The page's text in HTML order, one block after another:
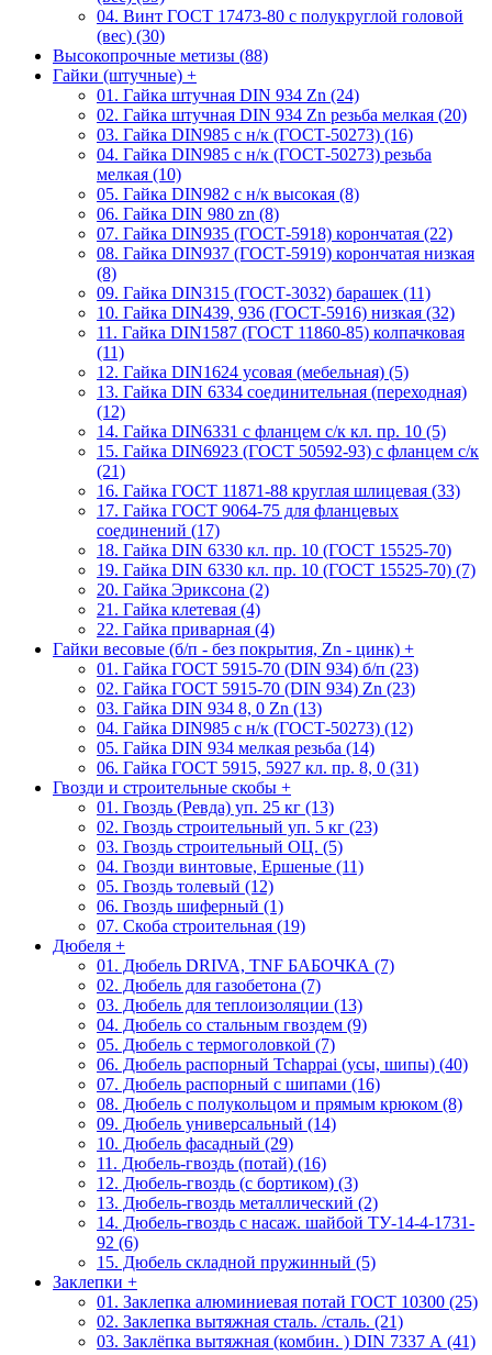
04. Винт ГОСТ 17473-80 c полукруглой головой
(вес) (30)
Высокопрочные метизы (88)
Гайки (штучные) +
01. Гайка штучная DIN 934 Zn (24)
02. Гайка штучная DIN 934 Zn резьба мелкая (20)
03. Гайка DIN985 с н/к (ГОСТ-50273) (16)
04. Гайка DIN985 с н/к (ГОСТ-50273) резьба
мелкая (10)
05. Гайка DIN982 с н/к высокая (8)
06. Гайка DIN 980 zn (8)
07. Гайка DIN935 (ГОСТ-5918) корончатая (22)
08. Гайка DIN937 (ГОСТ-5919) корончатая низкая
(8)
09. Гайка DIN315 (ГОСТ-3032) барашек (11)
10. Гайка DIN439, 936 (ГОСТ-5916) низкая (32)
11. Гайка DIN1587 (ГОСТ 11860-85) колпачковая
(11)
12. Гайка DIN1624 усовая (мебельная) (5)
13. Гайка DIN 6334 соединительная (переходная)
(12)
14. Гайка DIN6331 с фланцем с/к кл. пр. 10 (5)
15. Гайка DIN6923 (ГОСТ 50592-93) с фланцем с/к
(21)
16. Гайка ГОСТ 11871-88 круглая шлицевая (33)
17. Гайка ГОСТ 9064-75 для фланцевых
соединений (17)
18. Гайка DIN 6330 кл. пр. 10 (ГОСТ 15525-70)
19. Гайка DIN 6330 кл. пр. 10 (ГОСТ 15525-70) (7)
20. Гайка Эриксона (2)
21. Гайка клетевая (4)
22. Гайка приварная (4)
Гайки весовые (б/п - без покрытия, Zn - цинк) +
01. Гайка ГОСТ 5915-70 (DIN 934) б/п (23)
02. Гайка ГОСТ 5915-70 (DIN 934) Zn (23)
03. Гайка DIN 934 8, 0 Zn (13)
04. Гайка DIN985 с н/к (ГОСТ-50273) (12)
05. Гайка DIN 934 мелкая резьба (14)
06. Гайка ГОСТ 5915, 5927 кл. пр. 8, 0 (31)
Гвозди и строительные скобы +
01. Гвоздь (Ревда) уп. 25 кг (13)
02. Гвоздь строительный уп. 5 кг (23)
03. Гвоздь строительный ОЦ. (5)
04. Гвозди винтовые, Ершеные (11)
05. Гвоздь толевый (12)
06. Гвоздь шиферный (1)
07. Скоба строительная (19)
Дюбеля +
01. Дюбель DRIVA, TNF БАБОЧКА (7)
02. Дюбель для газобетона (7)
03. Дюбель для теплоизоляции (13)
04. Дюбель со стальным гвоздем (9)
05. Дюбель с термоголовкой (7)
06. Дюбель распорный Tchappai (усы, шипы) (40)
07. Дюбель распорный с шипами (16)
08. Дюбель с полукольцом и прямым крюком (8)
09. Дюбель универсальный (14)
10. Дюбель фасадный (29)
11. Дюбель-гвоздь (потай) (16)
12. Дюбель-гвоздь (с бортиком) (3)
13. Дюбель-гвоздь металлический (2)
14. Дюбель-гвоздь с насаж. шайбой ТУ-14-4-1731-
92 (6)
15. Дюбель складной пружинный (5)
Заклепки +
01. Заклепка алюминиевая потай ГОСТ 10300 (25)
02. Заклепка вытяжная сталь. /сталь. (21)
03. Заклёпка вытяжная (комбин. ) DIN 7337 А (41)